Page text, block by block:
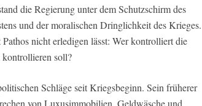
die Regierung unter dem Schutzschirm des
und der moralischen Dringlichkeit des Krieges.
nicht erledigen lässt: Wer kontrolliert die
soll?
Schläge seit Kriegsbeginn. Sein früherer
von Luxusimmobilien, Geldwäsche und